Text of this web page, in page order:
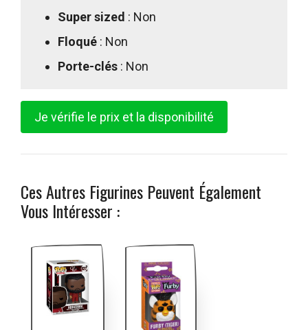
Super sized : Non
Floqué : Non
Porte-clés : Non
Je vérifie le prix et la disponibilité
Ces Autres Figurines Peuvent Également
Vous Intéresser :